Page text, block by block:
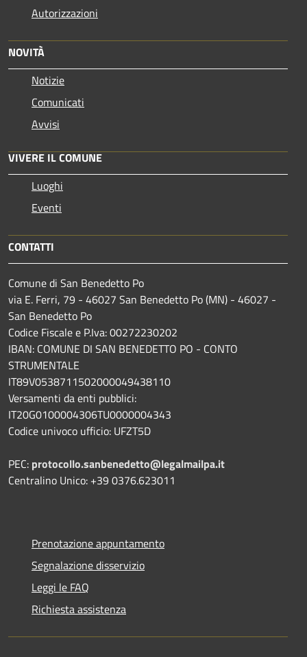
Autorizzazioni
NOVITÀ
Notizie
Comunicati
Avvisi
VIVERE IL COMUNE
Luoghi
Eventi
CONTATTI
Comune di San Benedetto Po
via E. Ferri, 79 - 46027 San Benedetto Po (MN) - 46027 -
San Benedetto Po
Codice Fiscale e P.Iva: 00272230202
IBAN: COMUNE DI SAN BENEDETTO PO - CONTO
STRUMENTALE
IT89V0538711502000049438110
Versamenti da enti pubblici:
IT20G0100004306TU0000004343
Codice univoco ufficio: UFZT5D
PEC: protocollo.sanbenedetto@legalmailpa.it
Centralino Unico: +39 0376.623011
Prenotazione appuntamento
Segnalazione disservizio
Leggi le FAQ
Richiesta assistenza